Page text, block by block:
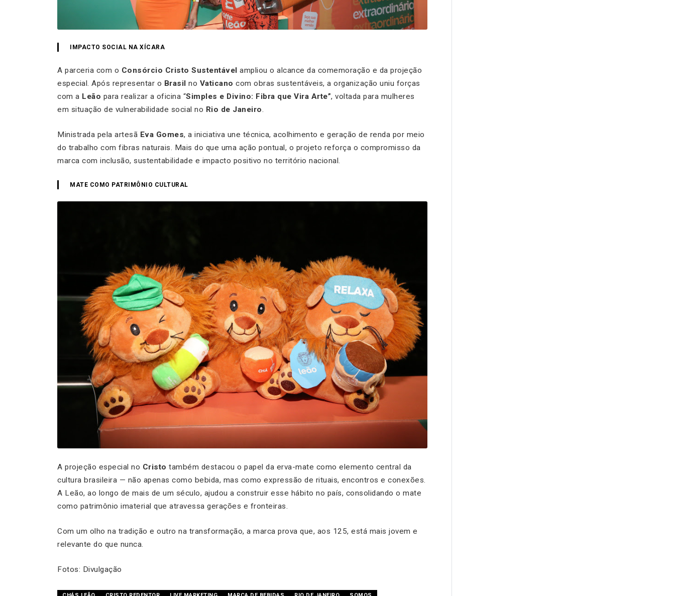
IMPACTO SOCIAL NA XÍCARA
A parceria com o Consórcio Cristo Sustentável ampliou o alcance da comemoração e da projeção
especial. Após representar o Brasil no Vaticano com obras sustentáveis, a organização uniu forças
com a Leão para realizar a oficina “Simples e Divino: Fibra que Vira Arte”, voltada para mulheres
em situação de vulnerabilidade social no Rio de Janeiro.
Ministrada pela artesã Eva Gomes, a iniciativa une técnica, acolhimento e geração de renda por meio
do trabalho com fibras naturais. Mais do que uma ação pontual, o projeto reforça o compromisso da
marca com inclusão, sustentabilidade e impacto positivo no território nacional.
MATE COMO PATRIMÔNIO CULTURAL
A projeção especial no Cristo também destacou o papel da erva-mate como elemento central da
cultura brasileira — não apenas como bebida, mas como expressão de rituais, encontros e conexões.
A Leão, ao longo de mais de um século, ajudou a construir esse hábito no país, consolidando o mate
como patrimônio imaterial que atravessa gerações e fronteiras.
Com um olho na tradição e outro na transformação, a marca prova que, aos 125, está mais jovem e
relevante do que nunca.
Fotos: Divulgação